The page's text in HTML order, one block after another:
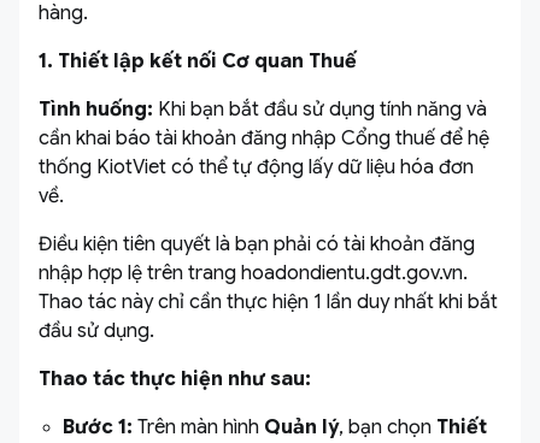
hàng.
1. Thiết lập kết nối Cơ quan Thuế
Tình huống: Khi bạn bắt đầu sử dụng tính năng và
cần khai báo tài khoản đăng nhập Cổng thuế để hệ
thống KiotViet có thể tự động lấy dữ liệu hóa đơn
về.
Điều kiện tiên quyết là bạn phải có tài khoản đăng
nhập hợp lệ trên trang hoadondientu.gdt.gov.vn.
Thao tác này chỉ cần thực hiện 1 lần duy nhất khi bắt
đầu sử dụng.
Thao tác thực hiện như sau:
Bước 1: Trên màn hình Quản lý, bạn chọn Thiết